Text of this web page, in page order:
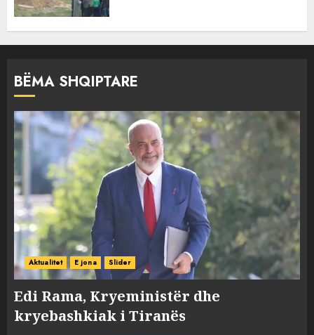
BËMA SHQIPTARE
Aktualitet E jona Slider
Edi Rama, Kryeministër dhe
kryebashkiak i Tiranës